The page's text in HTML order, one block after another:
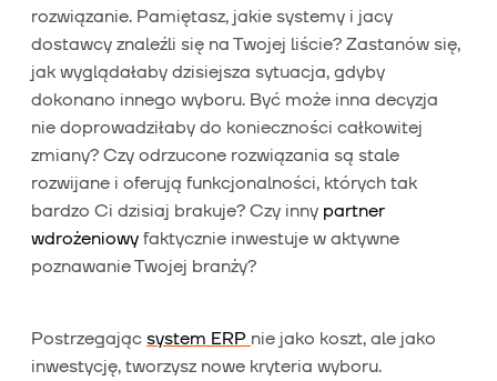
rozwiązanie. Pamiętasz, jakie systemy i jacy
dostawcy znaleźli się na Twojej liście? Zastanów się,
jak wyglądałaby dzisiejsza sytuacja, gdyby
dokonano innego wyboru. Być może inna decyzja
nie doprowadziłaby do konieczności całkowitej
zmiany? Czy odrzucone rozwiązania są stale
rozwijane i oferują funkcjonalności, których tak
bardzo Ci dzisiaj brakuje? Czy inny partner
wdrożeniowy faktycznie inwestuje w aktywne
poznawanie Twojej branży?
Postrzegając system ERP nie jako koszt, ale jako
inwestycję, tworzysz nowe kryteria wyboru.